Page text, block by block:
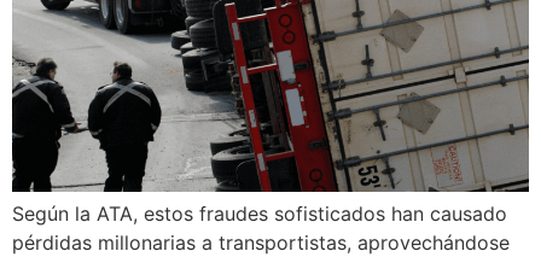
Según la ATA, estos fraudes sofisticados han causado
pérdidas millonarias a transportistas, aprovechándose